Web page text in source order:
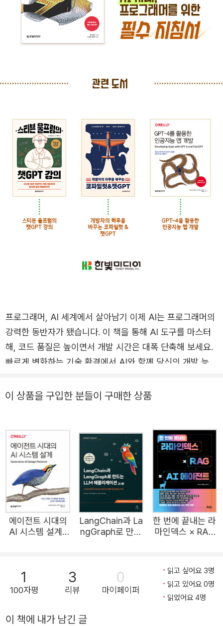
프로그래머, AI 세계에서 살아남기 이제 AI는 프로그래머의
강력한 동반자가 됐습니다. 이 책을 통해 AI 도구를 마스터
해, 코드 품질은 높이면서 개발 시간은 대폭 단축해 보세요.
빠르게 변화하는 기술 환경에서 AI와 함께 당신의 개발 능력
니다. AI 개발 도구는 요구사항 정의부터 계획 수립, 설계,
LLM부터 깃허브 코파일럿, 아마존 Q 디벨로퍼 같은 코드
특화 AI에 이르기까지 다양한 도구를 사용하는 방법을 소개
합니다. 초보자부터 경험 많은 프로그래머까지 AI와 함께 개
발 생산성을 높여봅시다. AI의 시대, 프로그래머의 역할이
바뀐다. 챗GPT와 깃허브 코파일럿의 등장으로 이제 프로그
래머의 역할은 혁신적으로 변화하고 있습니다. 이제 프로그
래머는 단순히 코드를 작성하는 사람이 아닌 창의적인 해결
방법을 손에 넣으세요. 이 책은 AI 도구를 단순히 사용하는
방법을 넘어서, AI를 사용해 개발 능력을 극대화하는 전략을
제시합니다. 프로그래머가 반드시 갖추어야 할 역량과 AI와
협력해 더 나은 결과물을 창출하는 방법을 이 책에서 만나세
이 상품을 구입한 분들이 구매한 상품
에이전트 시대의
AI 시스템 설계 :
LangChain과 La
ngGraph로 만드
한 번에 끝내는 라
마인덱스 × RAG
1
100자평
3
리뷰
0
마이페이퍼
읽고 싶어요 3명
읽고 있어요 0명
읽었어요 4명
이 책에 내가 남긴 글